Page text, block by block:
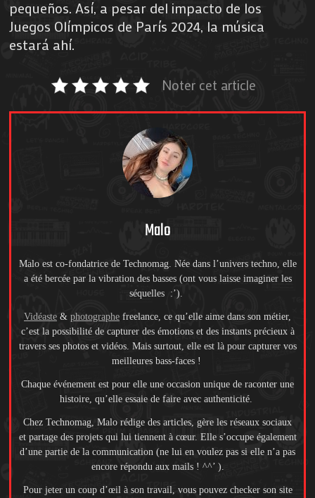
pequeños. Así, a pesar del impacto de los
Juegos Olímpicos de París 2024, la música
estará ahí.
Noter cet article
Malo
Malo est co-fondatrice de Technomag. Née dans l’univers techno, elle
a été bercée par la vibration des basses (ont vous laisse imaginer les
séquelles :’).
Vidéaste & photographe freelance, ce qu’elle aime dans son métier,
c’est la possibilité de capturer des émotions et des instants précieux à
travers ses photos et vidéos. Mais surtout, elle est là pour capturer vos
meilleures bass-faces !
Chaque événement est pour elle une occasion unique de raconter une
histoire, qu’elle essaie de faire avec authenticité.
Chez Technomag, Malo rédige des articles, gère les réseaux sociaux
et partage des projets qui lui tiennent à cœur. Elle s’occupe également
d’une partie de la communication (ne lui en voulez pas si elle n’a pas
encore répondu aux mails ! ^^’ ).
Pour jeter un coup d’œil à son travail, vous pouvez checker son site